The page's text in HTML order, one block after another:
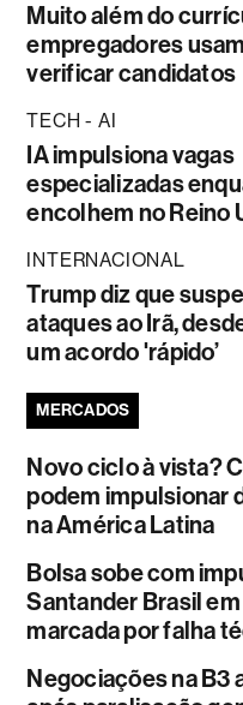
Muito além do
empregadores
verificar candidatos
TECH - AI
IA impulsiona vagas
especializadas
encolhem no Reino
INTERNACIONAL
Trump diz que
ataques ao Irã,
um acordo 'rápido’
MERCADOS
Novo ciclo à vista?
podem impulsionar
na América Latina
Bolsa sobe com
Santander Brasil
marcada por falha
Negociações na B3